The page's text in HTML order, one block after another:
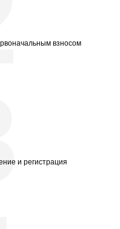
взносом
и регистрация